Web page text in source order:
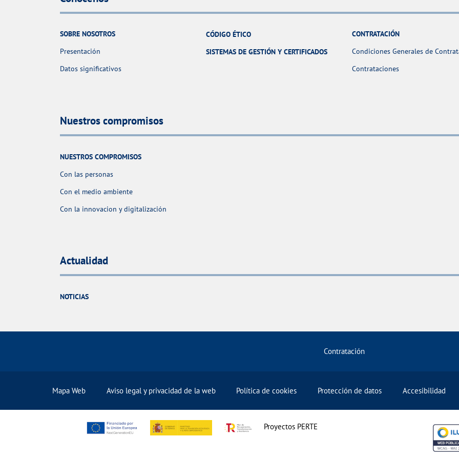
SOBRE NOSOTROS
Presentación
Datos significativos
CÓDIGO ÉTICO
SISTEMAS DE GESTIÓN Y CERTIFICADOS
CONTRATACIÓN
Condiciones Generales de
Contrataciones
Nuestros compromisos
NUESTROS COMPROMISOS
Con las personas
Con el medio ambiente
Con la innovacion y digitalización
Actualidad
NOTICIAS
Contratación
Mapa Web Aviso legal y privacidad de la web Política de cookies Protección de datos Accesibilidad
Proyectos PERTE